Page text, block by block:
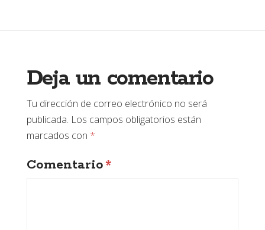
Deja un comentario
Tu dirección de correo electrónico no será
publicada. Los campos obligatorios están
marcados con *
Comentario*